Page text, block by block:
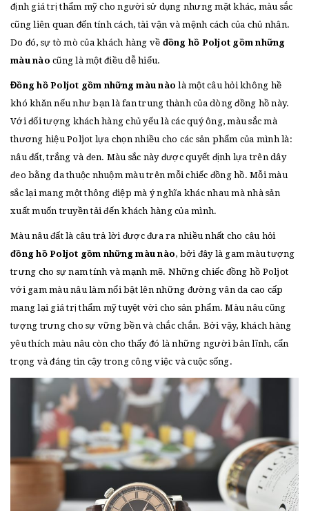
định giá trị thẩm mỹ cho người sử dụng nhưng mặt khác, màu sắc
cũng liên quan đến tính cách, tài vận và mệnh cách của chủ nhân.
Do đó, sự tò mò của khách hàng về đồng hồ Poljot gồm những
màu nào cũng là một điều dễ hiểu.
Đồng hồ Poljot gồm những màu nàolà một câu hỏi không hề
khó khăn nếu như bạn là fan trung thành của dòng đồng hồ này.
Với đối tượng khách hàng chủ yếu là các quý ông, màu sắc mà
thương hiệu Poljot lựa chọn nhiều cho các sản phẩm của mình là:
nâu đất, trắng và đen. Màu sắc này được quyết định lựa trên dây
đeo bằng da thuộc nhuộm màu trên mỗi chiếc đồng hồ. Mỗi màu
sắc lại mang một thông điệp mà ý nghĩa khác nhau mà nhà sản
xuất muốn truyền tải đến khách hàng của mình.
Màu nâu đất là câu trả lời được đưa ra nhiều nhất cho câu hỏi
đồng hồ Poljot gồm những màu nào, bởi đây là gam màu tượng
trưng cho sự nam tính và mạnh mẽ. Những chiếc đồng hồ Poljot
với gam màu nâu làm nổi bật lên những đường vân da cao cấp
mang lại giá trị thẩm mỹ tuyệt vời cho sản phẩm. Màu nâu cũng
tượng trưng cho sự vững bền và chắc chắn. Bởi vậy, khách hàng
yêu thích màu nâu còn cho thấy đó là những người bản lĩnh, cẩn
trọng và đáng tin cậy trong công việc và cuộc sống.